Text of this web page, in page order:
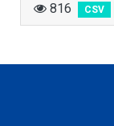
816 CSV